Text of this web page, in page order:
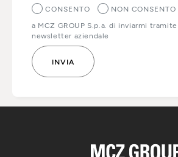
CONSENTO
NON CONSENTO
a MCZ GROUP S.p.a. di inviarmi
newsletter aziendale